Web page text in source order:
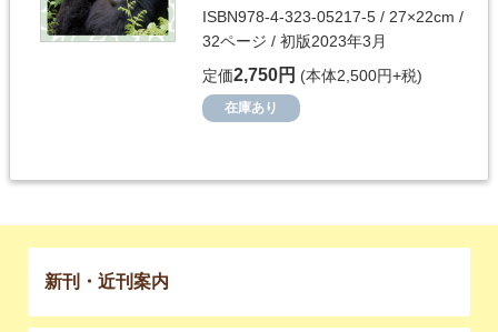
ISBN978-4-323-05217-5 / 27×22cm /
32ページ / 初版2023年3月
定価2,750円 (本体2,500円+税)
在庫あり
新刊・近刊案内